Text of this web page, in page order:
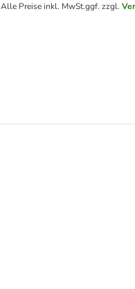
Alle Preise inkl. MwSt.ggf. zzgl.